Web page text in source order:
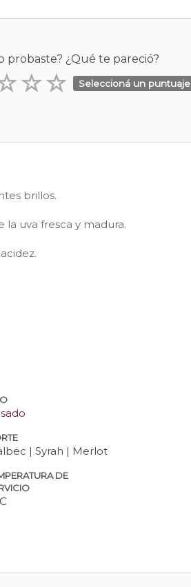
probaste? ¿Qué te pareció?
Seleccioná un puntuaje
brillos.
uva fresca y madura.
| Syrah | Merlot
DE